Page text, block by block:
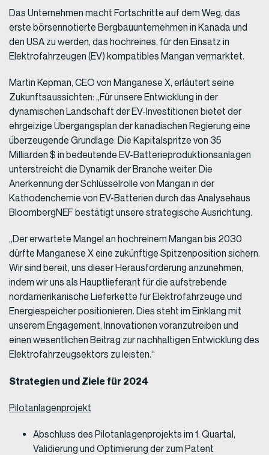
Das Unternehmen macht Fortschritte auf dem Weg, das
erste börsennotierte Bergbauunternehmen in Kanada und
den USA zu werden, das hochreines, für den Einsatz in
Elektrofahrzeugen (EV) kompatibles Mangan vermarktet.
Martin Kepman, CEO von Manganese X, erläutert seine
Zukunftsaussichten: „Für unsere Entwicklung in der
dynamischen Landschaft der EV-Investitionen bietet der
ehrgeizige Übergangsplan der kanadischen Regierung eine
überzeugende Grundlage. Die Kapitalspritze von 35
Milliarden $ in bedeutende EV-Batterieproduktionsanlagen
unterstreicht die Dynamik der Branche weiter. Die
Anerkennung der Schlüsselrolle von Mangan in der
Kathodenchemie von EV-Batterien durch das Analysehaus
BloombergNEF bestätigt unsere strategische Ausrichtung.
„Der erwartete Mangel an hochreinem Mangan bis 2030
dürfte Manganese X eine zukünftige Spitzenposition sichern.
Wir sind bereit, uns dieser Herausforderung anzunehmen,
indem wir uns als Hauptlieferant für die aufstrebende
nordamerikanische Lieferkette für Elektrofahrzeuge und
Energiespeicher positionieren. Dies steht im Einklang mit
unserem Engagement, Innovationen voranzutreiben und
einen wesentlichen Beitrag zur nachhaltigen Entwicklung des
Elektrofahrzeugsektors zu leisten.“
Strategien und Ziele für 2024
Pilotanlagenprojekt
Abschluss des Pilotanlagenprojekts im 1. Quartal,
Validierung und Optimierung der zum Patent